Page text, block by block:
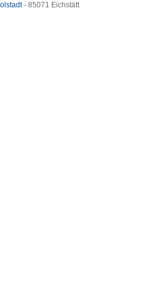
- 85071 Eichstätt